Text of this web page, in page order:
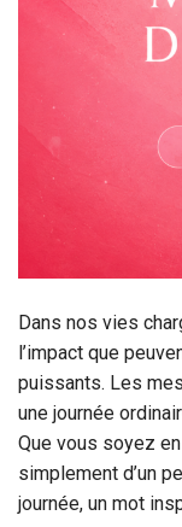
Dans nos vies
l’impact que
puissants. Les
une journée
Que vous soyez
simplement d’un
journée, un mot